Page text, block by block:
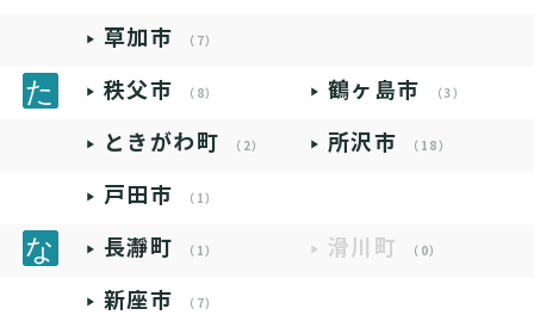
草加市 （7）
秩父市 （8） 鶴ヶ島市 （3）
ときがわ町 （2） 所沢市 （18）
戸田市 （1）
長瀞町 （1） 滑川町 （0）
新座市 （7）